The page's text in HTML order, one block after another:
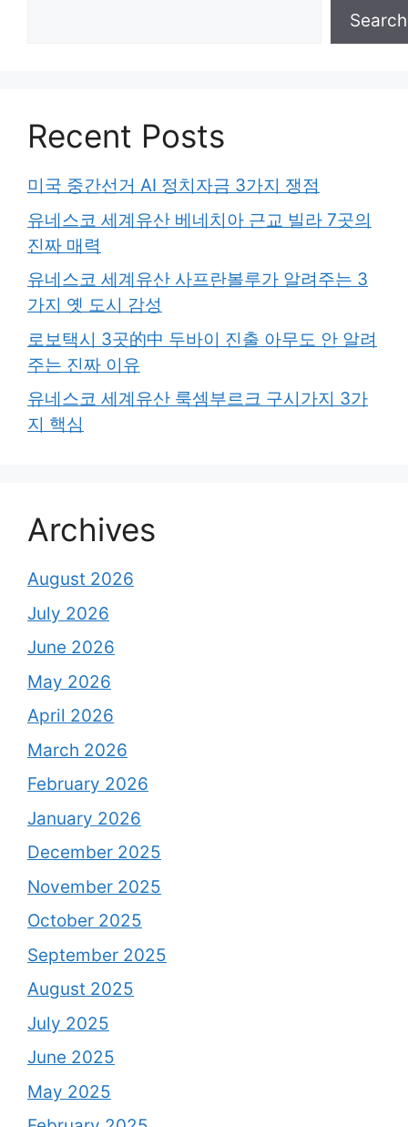
Search
Recent Posts
미국 중간선거 AI 정치자금 3가지 쟁점
유네스코 세계유산 베네치아 근교 빌라 7곳의
진짜 매력
유네스코 세계유산 사프란볼루가 알려주는 3
가지 옛 도시 감성
로보택시 3곳的中 두바이 진출 아무도 안 알려
주는 진짜 이유
유네스코 세계유산 룩셈부르크 구시가지 3가
지 핵심
Archives
August 2026
July 2026
June 2026
May 2026
April 2026
March 2026
February 2026
January 2026
December 2025
November 2025
October 2025
September 2025
August 2025
July 2025
June 2025
May 2025